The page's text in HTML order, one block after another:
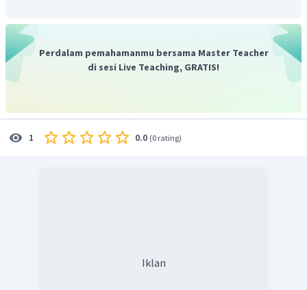
Perdalam pemahamanmu bersama Master Teacher
di sesi Live Teaching, GRATIS!
1 0.0 (0 rating)
Iklan